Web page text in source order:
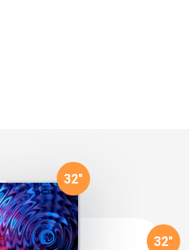
32"
32"